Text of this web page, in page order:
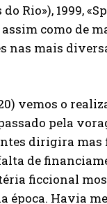
Rio»), 1999,
assim como de
nas mais
vemos o
pela
dirigira mas
de
ficcional
Havia